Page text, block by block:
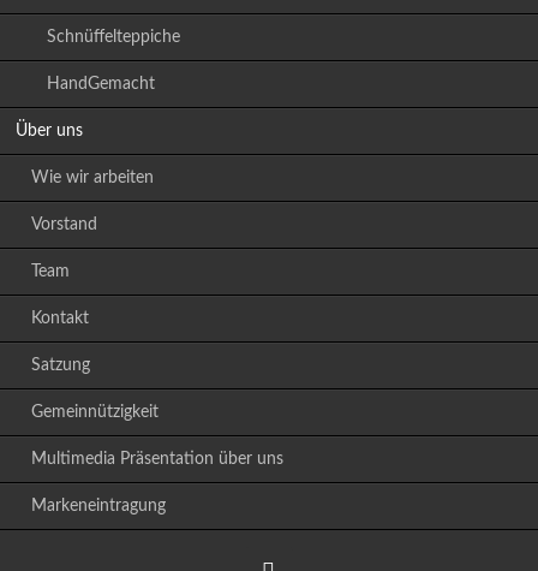
Schnüffelteppiche
HandGemacht
Über uns
Wie wir arbeiten
Vorstand
Team
Kontakt
Satzung
Gemeinnützigkeit
Multimedia Präsentation über uns
Markeneintragung